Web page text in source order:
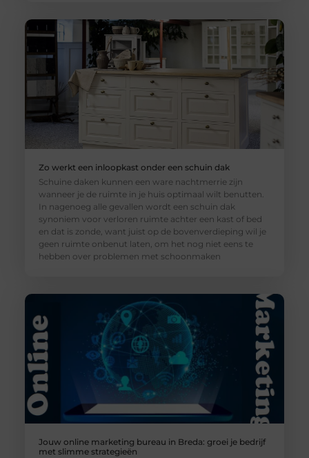
Zo werkt een inloopkast onder een schuin dak
Schuine daken kunnen een ware nachtmerrie zijn
wanneer je de ruimte in je huis optimaal wilt benutten.
In nagenoeg alle gevallen wordt een schuin dak
synoniem voor verloren ruimte achter een kast of bed
en dat is zonde, want juist op de bovenverdieping wil je
geen ruimte onbenut laten, om het nog niet eens te
hebben over problemen met schoonmaken
Jouw online marketing bureau in Breda: groei je bedrijf
met slimme strategieën